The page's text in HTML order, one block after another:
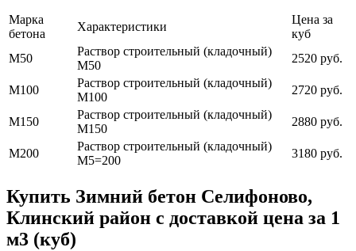
Марка
бетона
Характеристики
Цена за
куб
М50
Раствор строительный (кладочный)
М50
2520 руб.
М100
Раствор строительный (кладочный)
М100
2720 руб.
М150
Раствор строительный (кладочный)
М150
2880 руб.
М200
Раствор строительный (кладочный)
М5=200
3180 руб.
Купить Зимний бетон Селифоново,
Клинский район с доставкой цена за 1
м3 (куб)